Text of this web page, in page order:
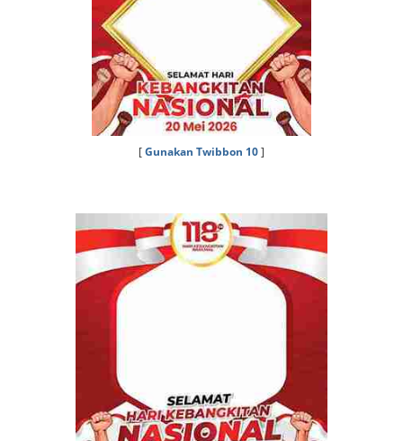
[Gunakan Twibbon 10]